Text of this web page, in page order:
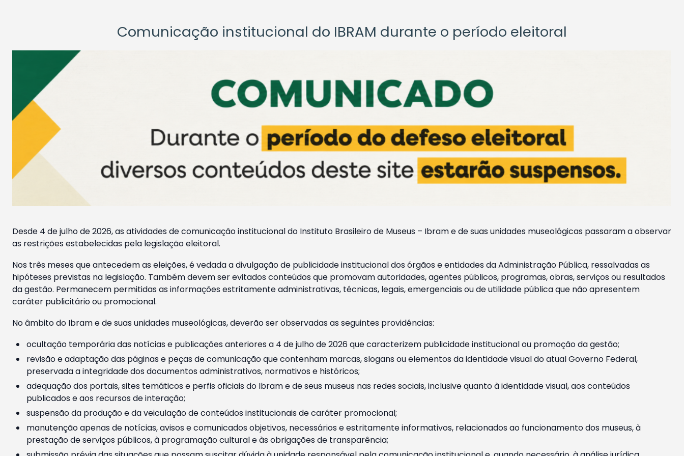
Comunicação institucional do IBRAM durante o período eleitoral
Desde 4 de julho de 2026, as atividades de comunicação institucional do Instituto Brasileiro de Museus – Ibram e de suas unidades museológicas passaram a observar
as restrições estabelecidas pela legislação eleitoral.
Nos três meses que antecedem as eleições, é vedada a divulgação de publicidade institucional dos órgãos e entidades da Administração Pública, ressalvadas as
hipóteses previstas na legislação. Também devem ser evitados conteúdos que promovam autoridades, agentes públicos, programas, obras, serviços ou resultados
da gestão. Permanecem permitidas as informações estritamente administrativas, técnicas, legais, emergenciais ou de utilidade pública que não apresentem
caráter publicitário ou promocional.
No âmbito do Ibram e de suas unidades museológicas, deverão ser observadas as seguintes providências:
ocultação temporária das notícias e publicações anteriores a 4 de julho de 2026 que caracterizem publicidade institucional ou promoção da gestão;
revisão e adaptação das páginas e peças de comunicação que contenham marcas, slogans ou elementos da identidade visual do atual Governo Federal,
preservada a integridade dos documentos administrativos, normativos e históricos;
adequação dos portais, sites temáticos e perfis oficiais do Ibram e de seus museus nas redes sociais, inclusive quanto à identidade visual, aos conteúdos
publicados e aos recursos de interação;
suspensão da produção e da veiculação de conteúdos institucionais de caráter promocional;
manutenção apenas de notícias, avisos e comunicados objetivos, necessários e estritamente informativos, relacionados ao funcionamento dos museus, à
prestação de serviços públicos, à programação cultural e às obrigações de transparência;